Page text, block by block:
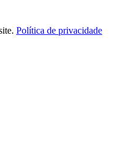
Política de privacidade